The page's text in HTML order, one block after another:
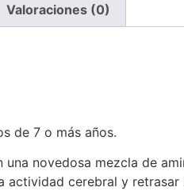
Valoraciones (0)
de 7 o más años.
novedosa mezcla de
actividad cerebral y